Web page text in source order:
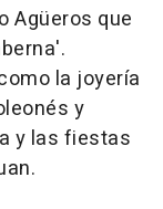
Agüeros que
la joyería
y
y las fiestas